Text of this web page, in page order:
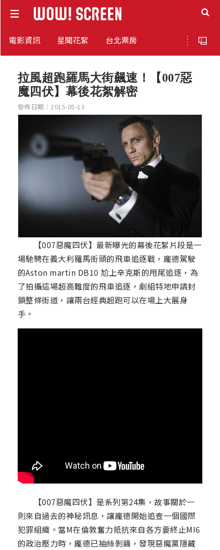
電影資訊 星聞花絮 台北票房
拉風超跑羅馬大街飆速！【007惡
魔四伏】幕後花絮解密
發佈日期：2015-05-13
【007惡魔四伏】最新曝光的幕後花絮片段是一
場馳騁在義大利羅馬街頭的飛車追逐戰，龐德駕駛
的Aston martin DB10 尬上辛克斯的甩尾追逐，為
了拍攝這場超高難度的飛車追逐，劇組特地申請封
鎖整條街道，讓兩台經典超跑可以在場上大展身
手。
【007惡魔四伏】是系列第24集，故事關於一
則來自過去的神秘訊息，讓龐德開始追查一個國際
犯罪組織。當M在倫敦奮力抵抗來自各方要終止MI6
的政治壓力時，龐德已抽絲剝繭，發現惡魔黨隱藏